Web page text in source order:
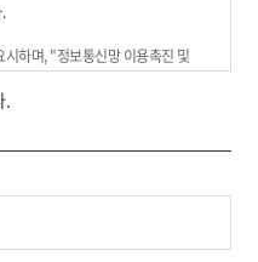
하며, "정보통신망 이용촉진 및
" 상의 개인정보보호 규정 및
준수하고 있습니다.
서 제공하시는 개인정보가 어떠한